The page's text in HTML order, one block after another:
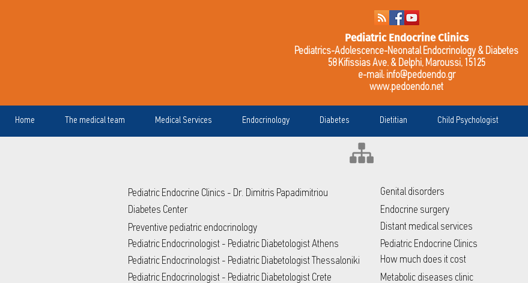
Pediatric Endocrine Clinics
Pediatrics-Adolescence-Neonatal Endocrinology & Diabetes
58 Kifissias Ave. & Delphi, Maroussi, 15125
e-mail: info@pedoendo.gr
www.pedoendo.net
Home The medical team Medical Services Endocrinology Diabetes Dietitian Child Psychologist
Pediatric Endocrine Clinics - Dr. Dimitris Papadimitriou
Genital disorders
Diabetes Center
Preventive pediatric endocrinology
Pediatric Endocrinologist - Pediatric Diabetologist Athens
Pediatric Endocrinologist - Pediatric Diabetologist Thessaloniki
Endocrine surgery
Distant medical services
Pediatric Endocrine Clinics
How much does it cost
Pediatric Endocrinologist - Pediatric Diabetologist Crete
Metabolic diseases clinic